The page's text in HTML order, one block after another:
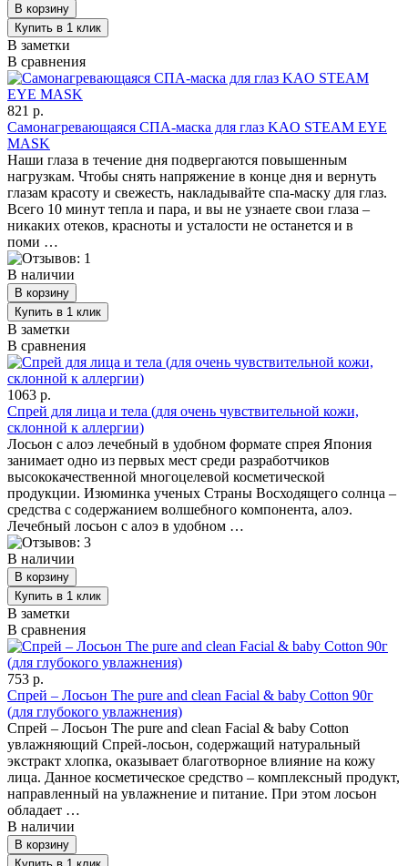
В заметки
В сравнения
821 р.
Самонагревающаяся СПА-маска для глаз KAO STEAM EYE
MASK
Наши глаза в течение дня подвергаются повышенным
нагрузкам. Чтобы снять напряжение в конце дня и вернуть
глазам красоту и свежесть, накладывайте спа-маску для глаз.
Всего 10 минут тепла и пара, и вы не узнаете свои глаза –
никаких отеков, красноты и усталости не останется и в
поми …
В наличии
В заметки
В сравнения
1063 р.
Спрей для лица и тела (для очень чувствительной кожи,
склонной к аллергии)
Лосьон с алоэ лечебный в удобном формате спрея Япония
занимает одно из первых мест среди разработчиков
высококачественной многоцелевой косметической
продукции. Изюминка ученых Страны Восходящего солнца –
средства с содержанием волшебного компонента, алоэ.
Лечебный лосьон с алоэ в удобном …
В наличии
В заметки
В сравнения
753 р.
Спрей – Лосьон The pure and clean Facial & baby Cotton 90г
(для глубокого увлажнения)
Спрей – Лосьон The pure and clean Facial & baby Cotton
увлажняющий Спрей-лосьон, содержащий натуральный
экстракт хлопка, оказывает благотворное влияние на кожу
лица. Данное косметическое средство – комплексный продукт,
направленный на увлажнение и питание. При этом лосьон
обладает …
В наличии